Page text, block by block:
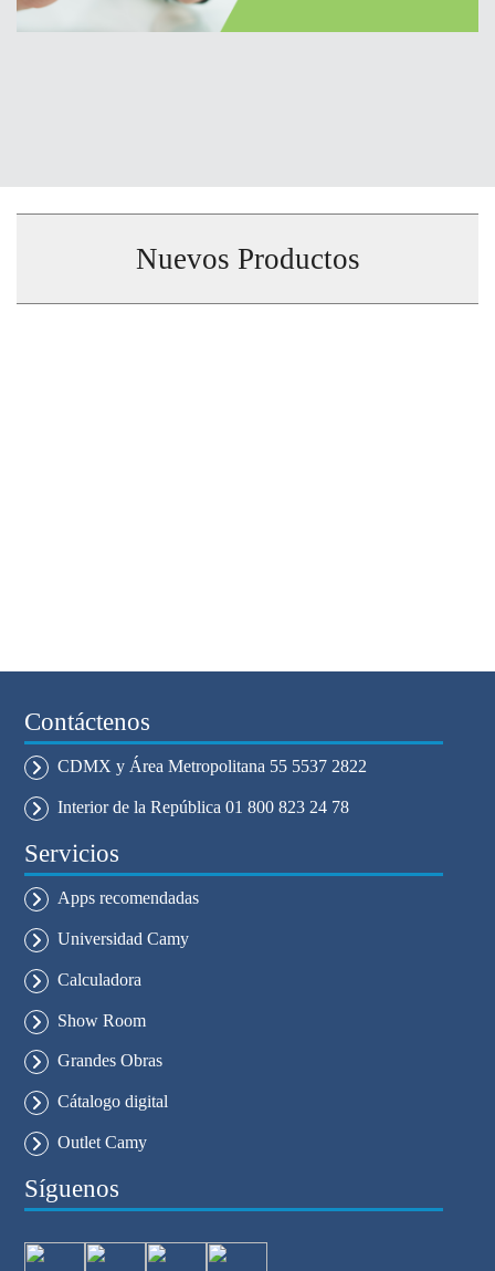
Nuevos Productos
Contáctenos
CDMX y Área Metropolitana 55 5537 2822
Interior de la República 01 800 823 24 78
Servicios
Apps recomendadas
Universidad Camy
Calculadora
Show Room
Grandes Obras
Cátalogo digital
Outlet Camy
Síguenos